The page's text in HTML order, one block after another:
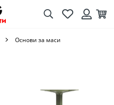
ТърсенеЛюбими
Основи за маси